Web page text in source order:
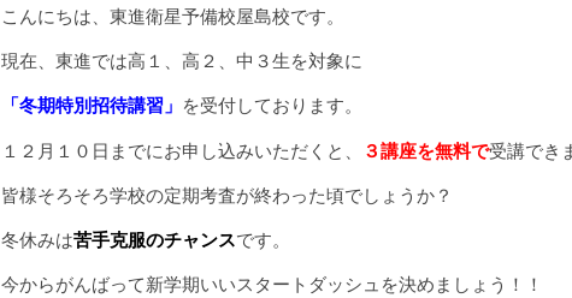
こんにちは、東進衛星予備校屋島校です。
現在、東進では高１、高２、中３生を対象に
「冬期特別招待講習」 を受付しております。
１２月１０日までにお申し込みいただくと、
３講座を無料で受講でき
皆様そろそろ学校の定期考査が終わった頃でしょうか？
冬休みは苦手克服のチャンスです。
今からがんばって新学期いいスタートダッシュを決めましょう！！